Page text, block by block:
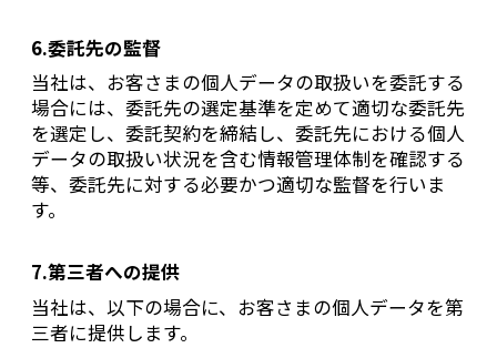
6.委託先の監督
当社は、お客さまの個人データの取扱いを委託する
場合には、委託先の選定基準を定めて適切な委託先
を選定し、委託契約を締結し、委託先における個人
データの取扱い状況を含む情報管理体制を確認する
等、委託先に対する必要かつ適切な監督を行いま
す。
7.第三者への提供
当社は、以下の場合に、お客さまの個人データを第
三者に提供します。